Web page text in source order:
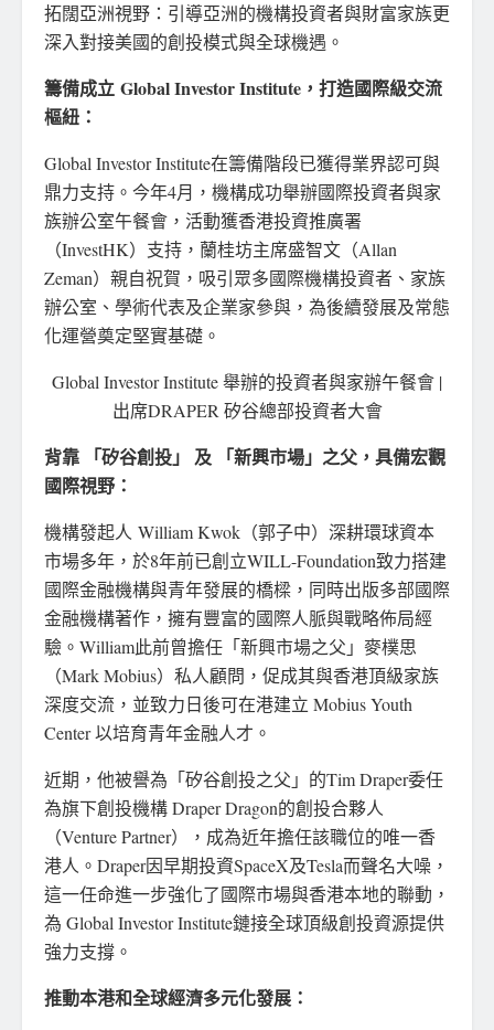
拓闊亞洲視野：引導亞洲的機構投資者與財富家族更
深入對接美國的創投模式與全球機遇。
籌備成立 Global Investor Institute，打造國際級交流
樞紐 ：
Global Investor Institute在籌備階段已獲得業界認可與
鼎力支持。今年4月，機構成功舉辦國際投資者與家
族辦公室午餐會，活動獲香港投資推廣署
（InvestHK）支持，蘭桂坊主席盛智文（Allan
Zeman）親自祝賀，吸引眾多國際機構投資者、家族
辦公室、學術代表及企業家參與，為後續發展及常態
化運營奠定堅實基礎。
Global Investor Institute 舉辦的投資者與家辦午餐會 |
出席DRAPER 矽谷總部投資者大會
背靠 「矽谷創投」 及 「新興市場」之父，具備宏觀
國際視野 ：
機構發起人 William Kwok（郭子中）深耕環球資本
市場多年，於8年前已創立WILL-Foundation致力搭建
國際金融機構與青年發展的橋樑，同時出版多部國際
金融機構著作，擁有豐富的國際人脈與戰略佈局經
驗。William此前曾擔任「新興市場之父」麥樸思
（Mark Mobius）私人顧問，促成其與香港頂級家族
深度交流，並致力日後可在港建立 Mobius Youth
Center 以培育青年金融人才。
近期，他被譽為「矽谷創投之父」的Tim Draper委任
為旗下創投機構 Draper Dragon的創投合夥人
（Venture Partner），成為近年擔任該職位的唯一香
港人。Draper因早期投資SpaceX及Tesla而聲名大噪，
這一任命進一步強化了國際市場與香港本地的聯動，
為 Global Investor Institute鏈接全球頂級創投資源提供
強力支撐。
推動本港和全球經濟多元化發展 ：